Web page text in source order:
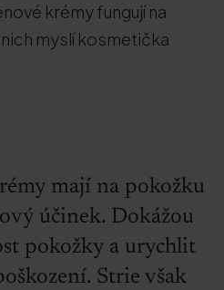
krémy fungují na
myslí kosmetička
mají na pokožku
účinek. Dokážou
pokožky a urychlit
Strie však